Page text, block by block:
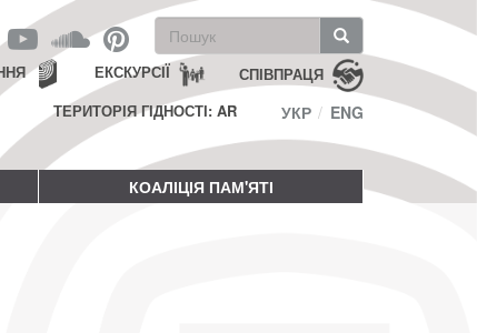
Пошукова
форма
Пошук СПІВПРАЦЯ
ЕКСКУРСІЇ
ТЕРИТОРІЯ ГІДНОСТІ: AR
УКР ENG
КОАЛІЦІЯ ПАМ'ЯТІ